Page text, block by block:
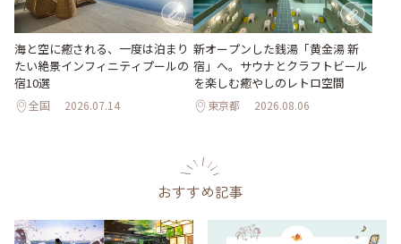
海と空に癒される、一度は泊まり
たい絶景インフィニティプールの
宿10選
全国 2026.07.14
新オープンした銭湯「黄金湯 新
宿」へ。サウナとクラフトビール
を楽しむ癒やしのレトロ空間
東京都 2026.08.06
おすすめ記事